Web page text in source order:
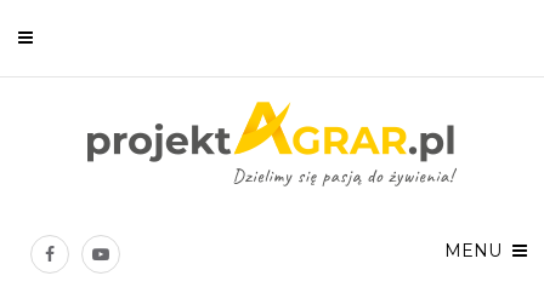
MENU
Chcesz być na bieżąco? Zostaw swój e-mail, a raz w tygodniu
prześlemy Ci nasze najlepsze artykuły!